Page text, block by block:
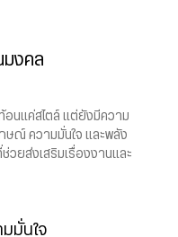
มงคล
อนแค่สไตล์ แต่ยังมีความ
ณ์ ความมั่นใจ และพลัง
วยส่งเสริมเรื่องงานและ
มั่นใจ